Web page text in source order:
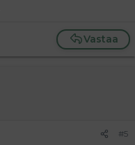
Vastaa
#5